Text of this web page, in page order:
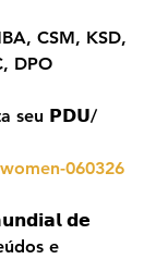
CSM, KSD,
DPO
seu 𝗣𝗗𝗨/
060326
𝗱𝗲
e